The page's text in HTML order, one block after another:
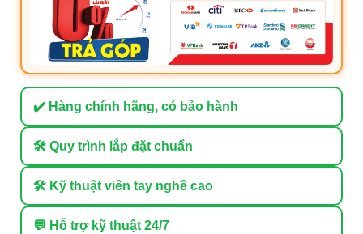
✔️ Hàng chính hãng, có bảo hành
🛠 Quy trình lắp đặt chuẩn
🛠 Kỹ thuật viên tay nghề cao
💬 Hỗ trợ kỹ thuật 24/7